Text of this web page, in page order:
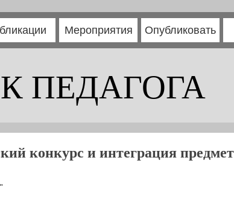
Мероприятия Опубликовать
ПЕДАГОГА
конкурс и интеграция